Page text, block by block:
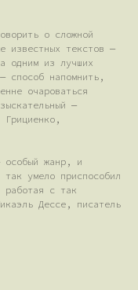
о сложной
известных текстов —
одним из лучших
способ напомнить,
очароваться
—
Грициенко,
особый жанр, и
умело приспособил
работая с так
Дессе, писатель